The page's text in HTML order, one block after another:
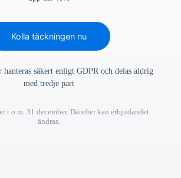
Kolla täckningen nu
hanteras säkert enligt GDPR och delas aldrig
med tredje part
t.o.m. 31 december. Därefter kan erbjudandet
ändras.